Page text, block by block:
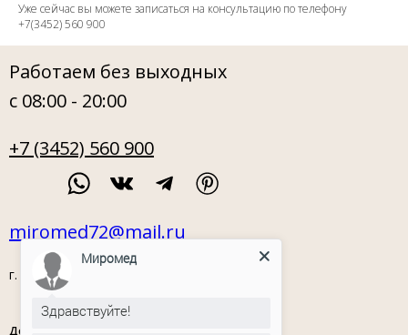
Уже сейчас вы можете записаться на консультацию по телефону
+7(3452) 560 900
Документы
miromed72@mail.ru
г. Тюмень, ул. Орловская, 54
+7 (3452) 560 900
Работаем без выходных
с 08:00 - 20:00
Миромед
Здравствуйте!